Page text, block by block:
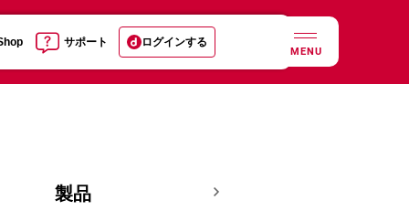
サポート ログインする
MENU
製品